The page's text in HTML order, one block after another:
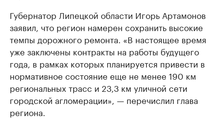
Губернатор Липецкой области Игорь Артамонов
заявил, что регион намерен сохранить высокие
темпы дорожного ремонта. «В настоящее время
уже заключены контракты на работы будущего
года, в рамках которых планируется привести в
нормативное состояние еще не менее 190 км
региональных трасс и 23,3 км уличной сети
городской агломерации», — перечислил глава
региона.